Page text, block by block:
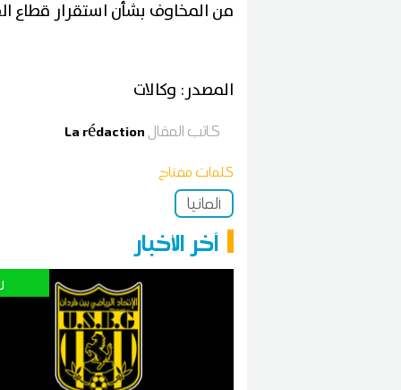
من المخاوف بشأن استقرار قطاع
المصدر: وكالات
كاتب المقال La rédaction
كلمات مفتاح
ألمانيا
آخر الأخبار